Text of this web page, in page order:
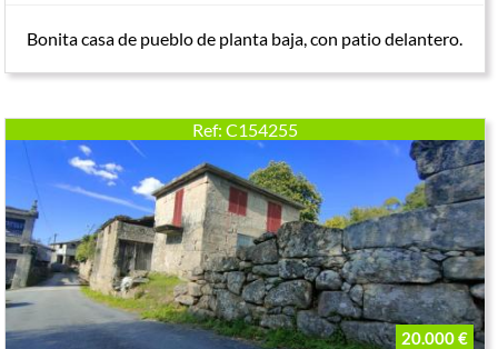
Bonita casa de pueblo de planta baja, con patio delantero.
Ref: C154255
20.000 €